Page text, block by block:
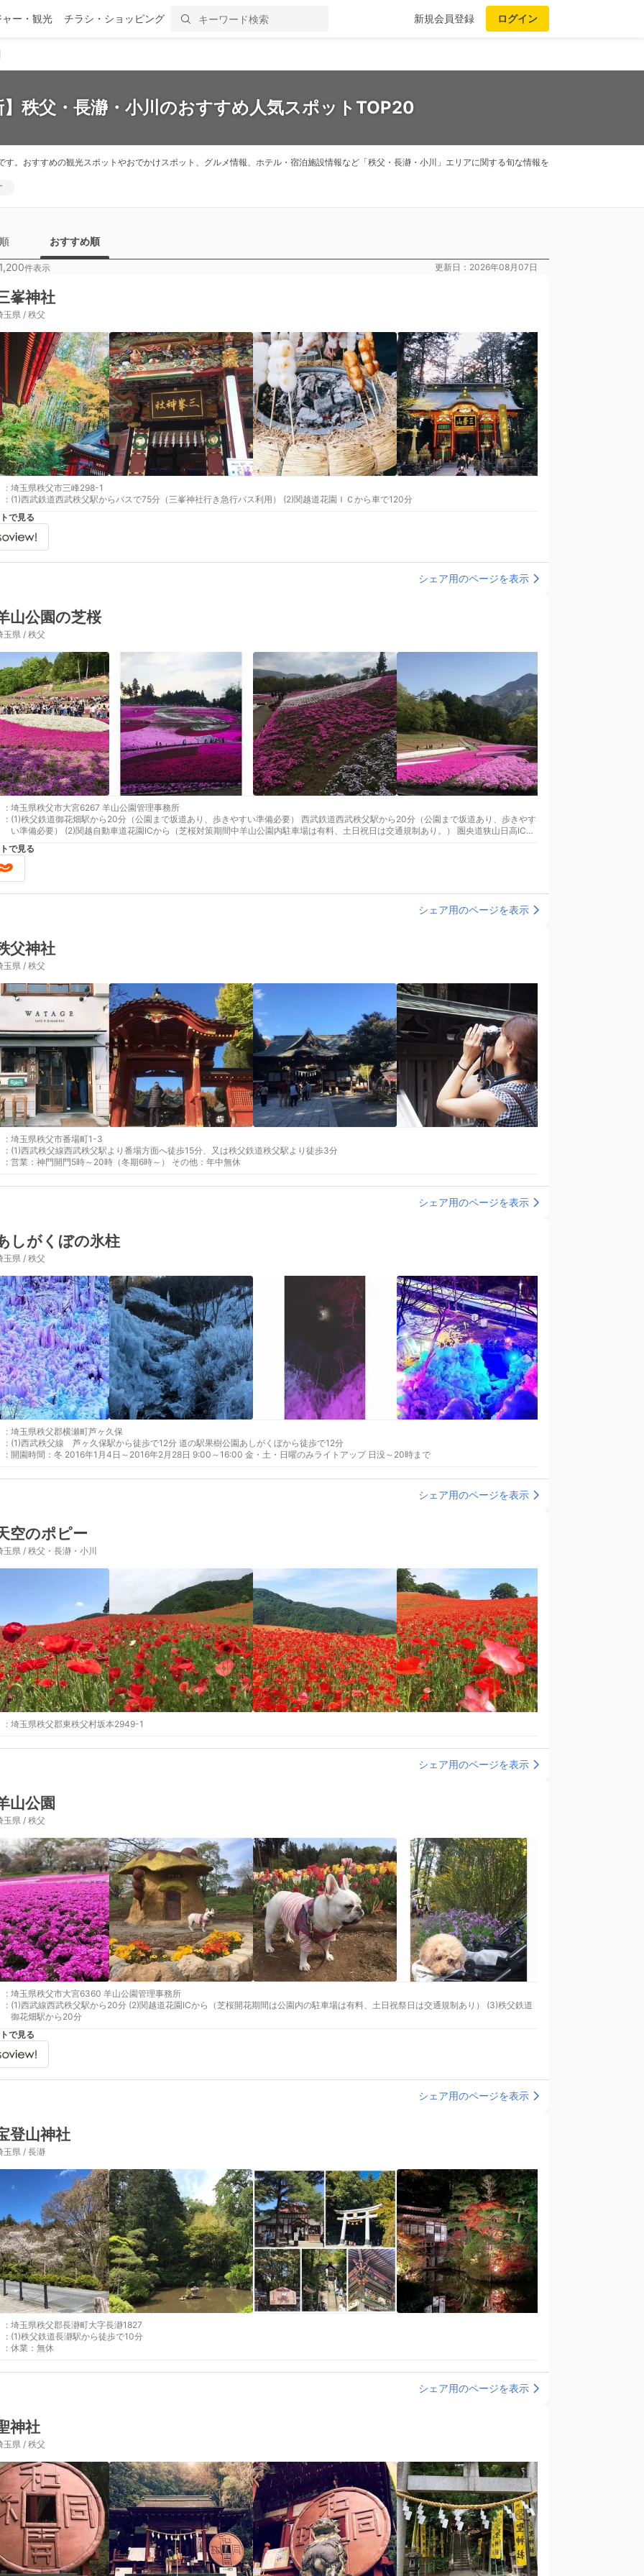
ー・観光 チラシ・ショッピング 新規会員登録 ログイン
秩父・長瀞・小川のおすすめ人気スポットTOP20
。おすすめの観光スポットやおでかけスポット、グルメ情報、ホテル・宿泊施設情報など「秩父・長瀞・小川」エリアに関する旬な情報を
おすすめ順
件表示 更新日：2026年08月07日
峯神社
玉県 / 秩父
: 埼玉県秩父市三峰298-1
:
(1)西武鉄道西武秩父駅からバスで75分（三峯神社行き急行バス利用） (2)関越道花園ＩＣから車で120分
で見る
シェア用のページを表示
山公園の芝桜
玉県 / 秩父
: 埼玉県秩父市大宮6267 羊山公園管理事務所
: (1)秩父鉄道御花畑駅から20分（公園まで坂道あり、歩きやすい準備必要） 西武鉄道西武秩父駅から20分（公園まで坂道あり、歩きやす
い準備必要） (2)関越自動車道花園ICから（芝桜対策期間中羊山公園内駐車場は有料、土日祝日は交通規制あり。） 圏央道狭山日高ICか
ら（芝桜対策期間中羊山公園内駐車場は有料、土日祝日は交通規制あり。）
で見る
シェア用のページを表示
父神社
玉県 / 秩父
: 埼玉県秩父市番場町1-3
: (1)西武秩父線西武秩父駅より番場方面へ徒歩15分、又は秩父鉄道秩父駅より徒歩3分
: 営業：神門開門5時～20時（冬期6時～） その他：年中無休
シェア用のページを表示
しがくぼの氷柱
玉県 / 秩父
: 埼玉県秩父郡横瀬町芦ヶ久保
:
(1)西武秩父線 芦ヶ久保駅から徒歩で12分 道の駅果樹公園あしがくぼから徒歩で12分
: 開園時間：冬 2016年1月4日～2016年2月28日 9:00～16:00 金・土・日曜のみライトアップ 日没～20時まで
シェア用のページを表示
空のポピー
玉県 / 秩父・長瀞・小川
: 埼玉県秩父郡東秩父村坂本2949-1
シェア用のページを表示
山公園
玉県 / 秩父
: 埼玉県秩父市大宮6360 羊山公園管理事務所
: (1)西武線西武秩父駅から20分 (2)関越道花園ICから（芝桜開花期間は公園内の駐車場は有料、土日祝祭日は交通規制あり） (3)秩父鉄道
御花畑駅から20分
で見る
シェア用のページを表示
登山神社
玉県 / 長瀞
: 埼玉県秩父郡長瀞町大字長瀞1827
: (1)秩父鉄道長瀞駅から徒歩で10分
: 休業：無休
シェア用のページを表示
神社
玉県 / 秩父